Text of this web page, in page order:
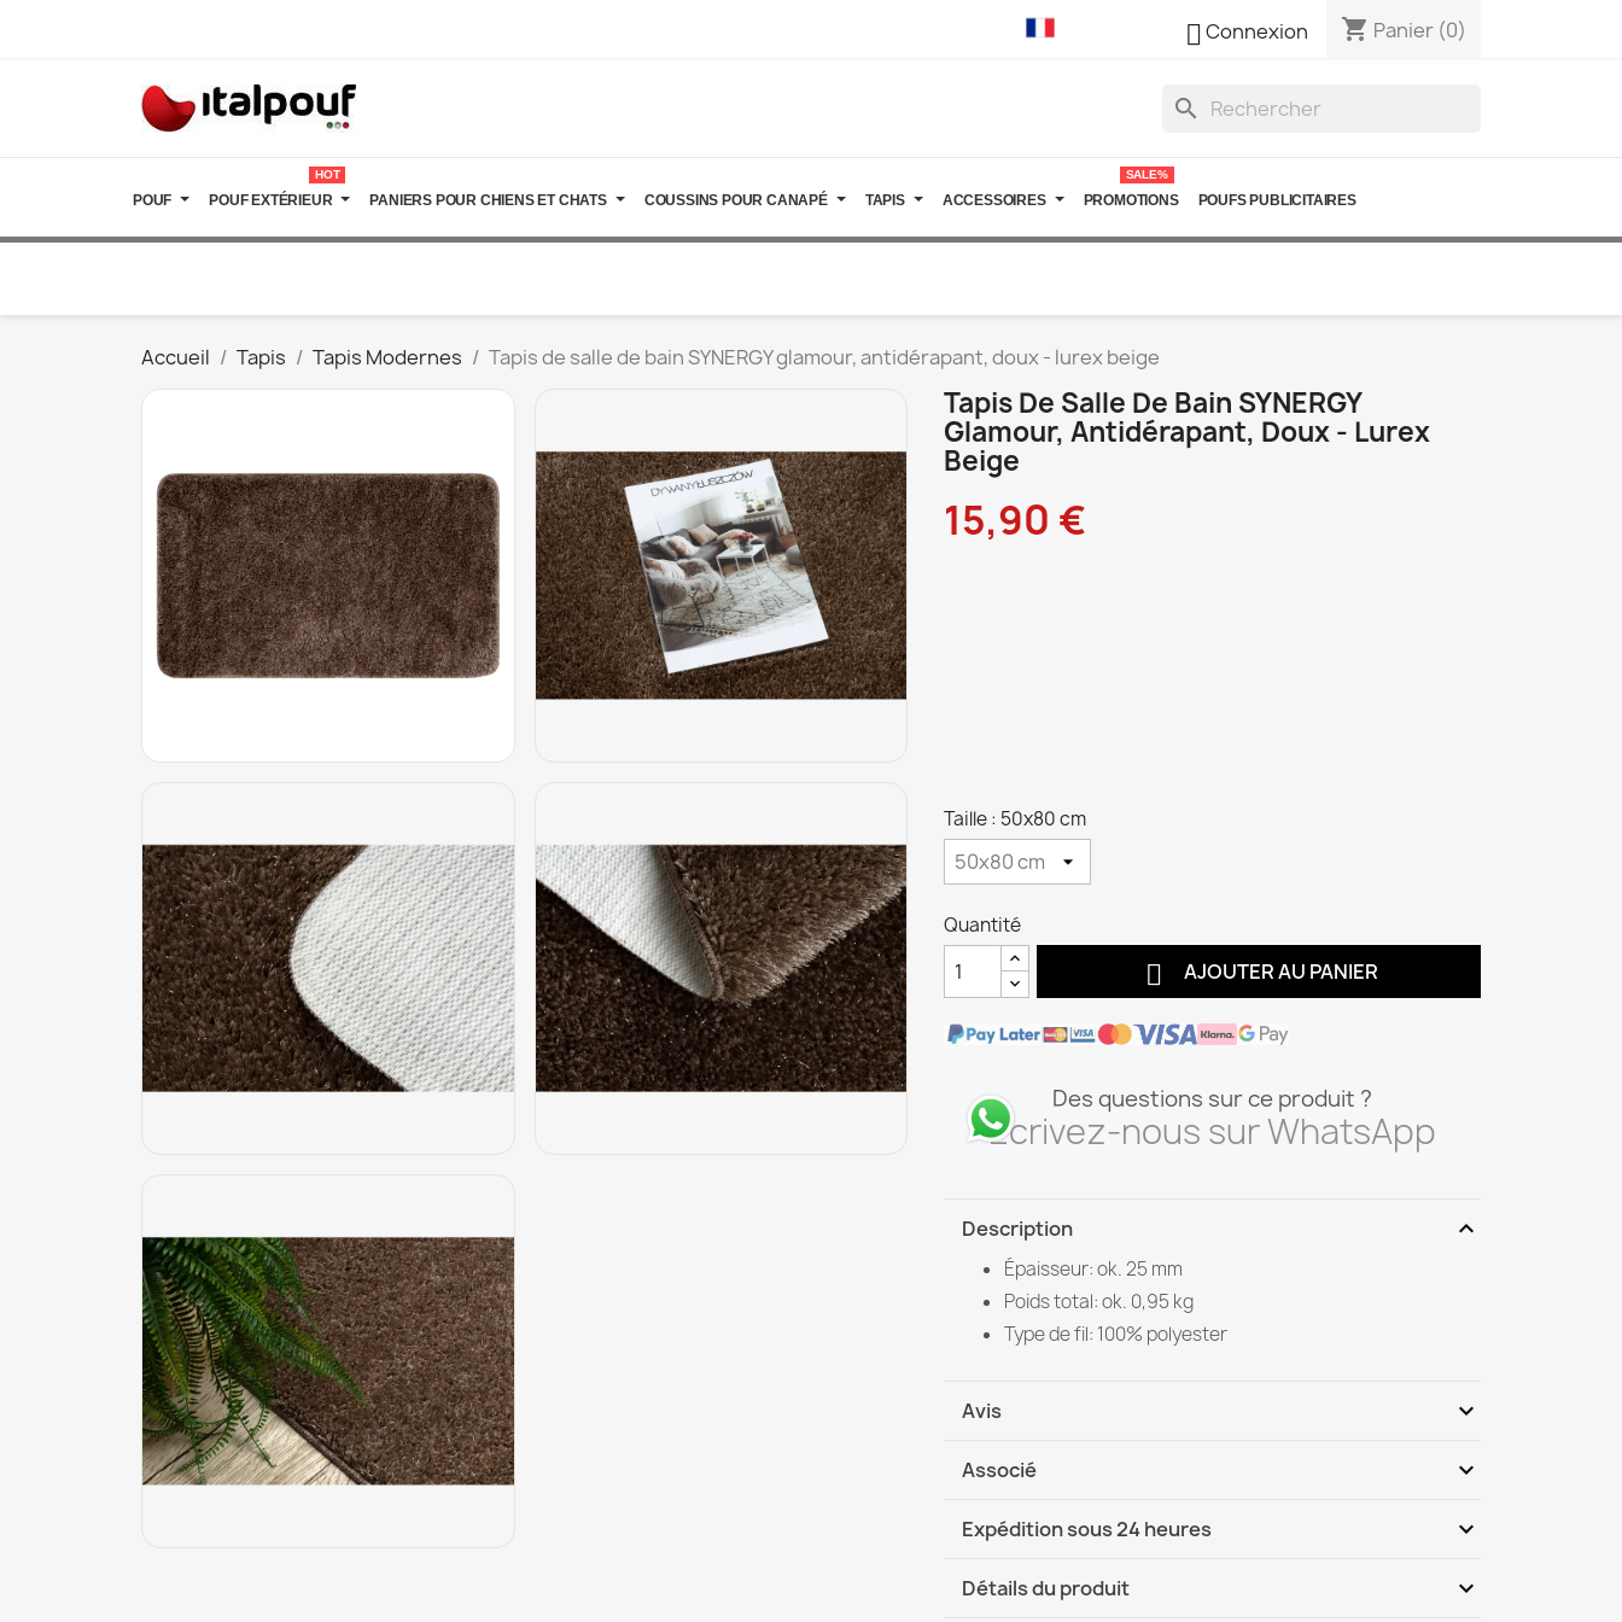
Connexion shopping_cart Panier (0)
search
POUF POUF EXTÉRIEUR
HOT
PANIERS POUR CHIENS ET CHATS COUSSINS POUR CANAPÉ TAPIS ACCESSOIRES PROMOTIONS
SALE%
POUFS PUBLICITAIRES
Accueil Tapis Tapis Modernes Tapis de salle de bain SYNERGY glamour, antidérapant, doux - lurex beige
Tapis De Salle De Bain SYNERGY
Glamour, Antidérapant, Doux - Lurex
Beige
15,90 €
Taille : 50x80 cm
Quantité
 AJOUTER AU PANIER
Des questions sur ce produit ?
Écrivez-nous sur WhatsApp
Description expand_more
Épaisseur: ok. 25 mm
Poids total: ok. 0,95 kg
Type de fil: 100% polyester
Avis expand_more
Associé expand_more
Expédition sous 24 heures expand_more
DHL / GLS International
Détails du produit expand_more